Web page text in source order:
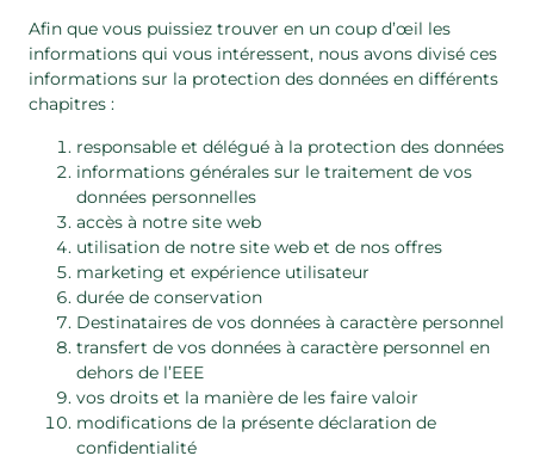
Afin que vous puissiez trouver en un coup d’œil les
informations qui vous intéressent, nous avons divisé ces
informations sur la protection des données en différents
chapitres :
responsable et délégué à la protection des données
informations générales sur le traitement de vos
données personnelles
accès à notre site web
utilisation de notre site web et de nos offres
marketing et expérience utilisateur
durée de conservation
Destinataires de vos données à caractère personnel
transfert de vos données à caractère personnel en
dehors de l’EEE
vos droits et la manière de les faire valoir
modifications de la présente déclaration de
confidentialité